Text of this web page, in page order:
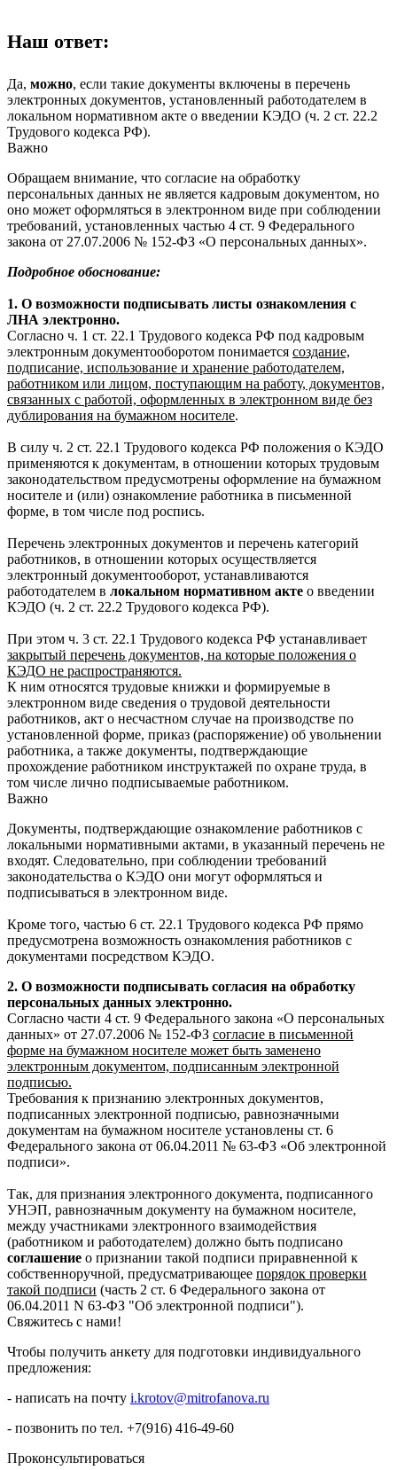
Наш ответ:
Да, можно, если такие документы включены в перечень
электронных документов, установленный работодателем в
локальном нормативном акте о введении КЭДО (ч. 2 ст. 22.2
Трудового кодекса РФ).
Важно
Обращаем внимание, что согласие на обработку
персональных данных не является кадровым документом, но
оно может оформляться в электронном виде при соблюдении
требований, установленных частью 4 ст. 9 Федерального
закона от 27.07.2006 № 152-ФЗ «О персональных данных».
Подробное обоснование:
1. О возможности подписывать листы ознакомления с
ЛНА электронно.
Согласно ч. 1 ст. 22.1 Трудового кодекса РФ под кадровым
электронным документооборотом понимается создание,
подписание, использование и хранение работодателем,
работником или лицом, поступающим на работу, документов,
связанных с работой, оформленных в электронном виде без
дублирования на бумажном носителе.
В силу ч. 2 ст. 22.1 Трудового кодекса РФ положения о КЭДО
применяются к документам, в отношении которых трудовым
законодательством предусмотрены оформление на бумажном
носителе и (или) ознакомление работника в письменной
форме, в том числе под роспись.
Перечень электронных документов и перечень категорий
работников, в отношении которых осуществляется
электронный документооборот, устанавливаются
работодателем в локальном нормативном акте о введении
КЭДО (ч. 2 ст. 22.2 Трудового кодекса РФ).
При этом ч. 3 ст. 22.1 Трудового кодекса РФ устанавливает
закрытый перечень документов, на которые положения о
КЭДО не распространяются.
К ним относятся трудовые книжки и формируемые в
электронном виде сведения о трудовой деятельности
работников, акт о несчастном случае на производстве по
установленной форме, приказ (распоряжение) об увольнении
работника, а также документы, подтверждающие
прохождение работником инструктажей по охране труда, в
том числе лично подписываемые работником.
Важно
Документы, подтверждающие ознакомление работников с
локальными нормативными актами, в указанный перечень не
входят. Следовательно, при соблюдении требований
законодательства о КЭДО они могут оформляться и
подписываться в электронном виде.
Кроме того, частью 6 ст. 22.1 Трудового кодекса РФ прямо
предусмотрена возможность ознакомления работников с
документами посредством КЭДО.
2. О возможности подписывать согласия на обработку
персональных данных электронно.
Согласно части 4 ст. 9 Федерального закона «О персональных
данных» от 27.07.2006 № 152-ФЗ согласие в письменной
форме на бумажном носителе может быть заменено
электронным документом, подписанным электронной
подписью.
Требования к признанию электронных документов,
подписанных электронной подписью, равнозначными
документам на бумажном носителе установлены ст. 6
Федерального закона от 06.04.2011 № 63-ФЗ «Об электронной
подписи».
Так, для признания электронного документа, подписанного
УНЭП, равнозначным документу на бумажном носителе,
между участниками электронного взаимодействия
(работником и работодателем) должно быть подписано
соглашение о признании такой подписи приравненной к
собственноручной, предусматривающее порядок проверки
такой подписи (часть 2 ст. 6 Федерального закона от
06.04.2011 N 63-ФЗ "Об электронной подписи").
Свяжитесь с нами!
Чтобы получить анкету для подготовки индивидуального
предложения:
- написать на почту i.krotov@mitrofanova.ru
- позвонить по тел. +7(916) 416-49-60
Проконсультироваться